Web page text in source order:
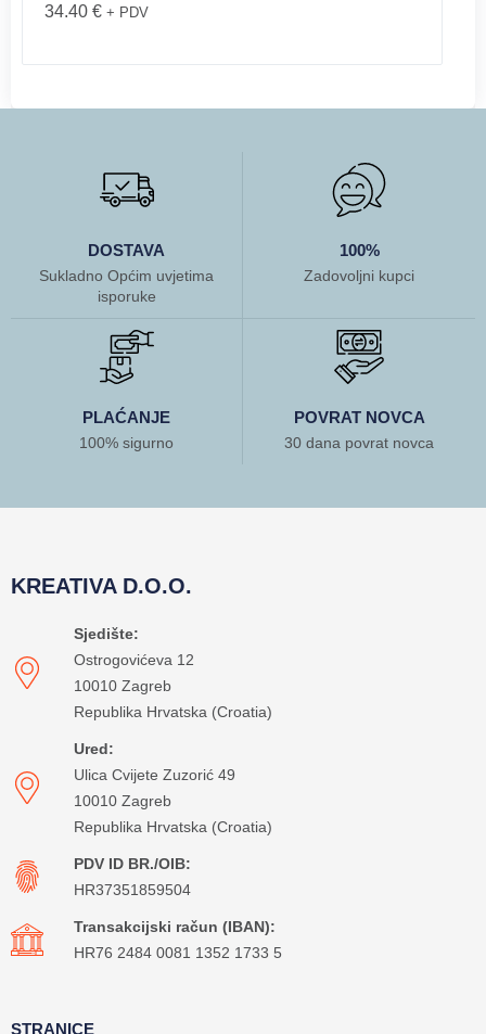
34.40 € + PDV
DOSTAVA
Sukladno Općim uvjetima
isporuke
100%
Zadovoljni kupci
PLAĆANJE
100% sigurno
POVRAT NOVCA
30 dana povrat novca
KREATIVA D.O.O.
Sjedište:
Ostrogovićeva 12
10010 Zagreb
Republika Hrvatska (Croatia)
Ured:
Ulica Cvijete Zuzorić 49
10010 Zagreb
Republika Hrvatska (Croatia)
PDV ID BR./OIB:
HR37351859504
Transakcijski račun (IBAN):
HR76 2484 0081 1352 1733 5
STRANICE